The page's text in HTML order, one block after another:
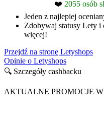
❤️ 2055 osób
Jeden z najlepiej
Zdobywaj statusy Lety i
więcej!
Przejdź na stronę Letyshops
Opinie o Letyshops
🔍 Szczegóły cashbacku
AKTUALNE PROMOCJE